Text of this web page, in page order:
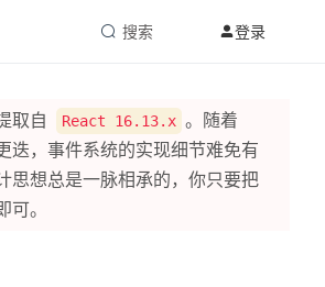
搜索 登录
取自 React 16.13.x 。随着
迭，事件系统的实现细节难免有
思想总是一脉相承的，你只要把
。